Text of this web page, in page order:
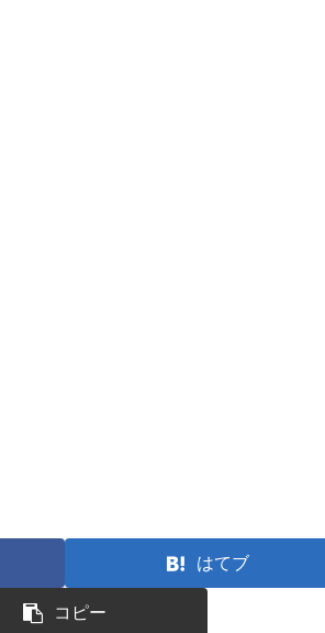
はてブ
コピー